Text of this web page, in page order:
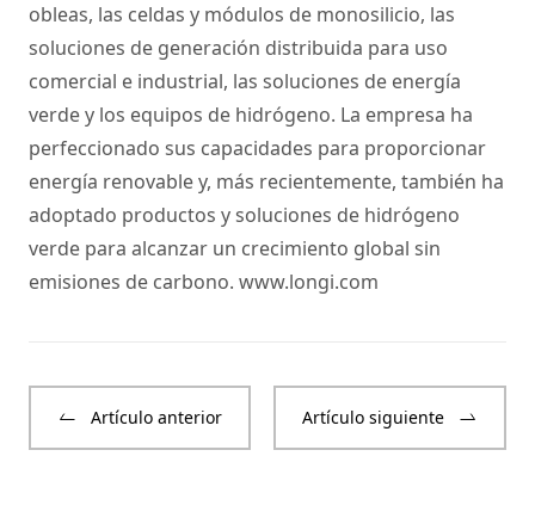
obleas, las celdas y módulos de monosilicio, las
soluciones de generación distribuida para uso
comercial e industrial, las soluciones de energía
verde y los equipos de hidrógeno. La empresa ha
perfeccionado sus capacidades para proporcionar
energía renovable y, más recientemente, también ha
adoptado productos y soluciones de hidrógeno
verde para alcanzar un crecimiento global sin
emisiones de carbono. www.longi.com
Artículo anterior Artículo siguiente